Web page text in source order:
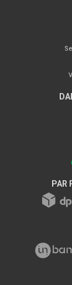
PAR